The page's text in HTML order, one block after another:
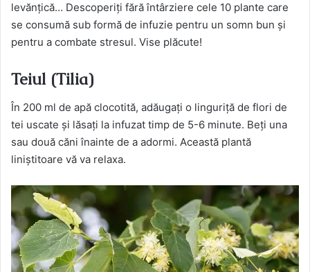
levănțică… Descoperiți fără întârziere cele 10 plante care
se consumă sub formă de infuzie pentru un somn bun și
pentru a combate stresul. Vise plăcute!
Teiul (Tilia)
În 200 ml de apă clocotită, adăugați o linguriță de flori de
tei uscate și lăsați la infuzat timp de 5-6 minute. Beți una
sau două căni înainte de a adormi. Această plantă
liniștitoare vă va relaxa.